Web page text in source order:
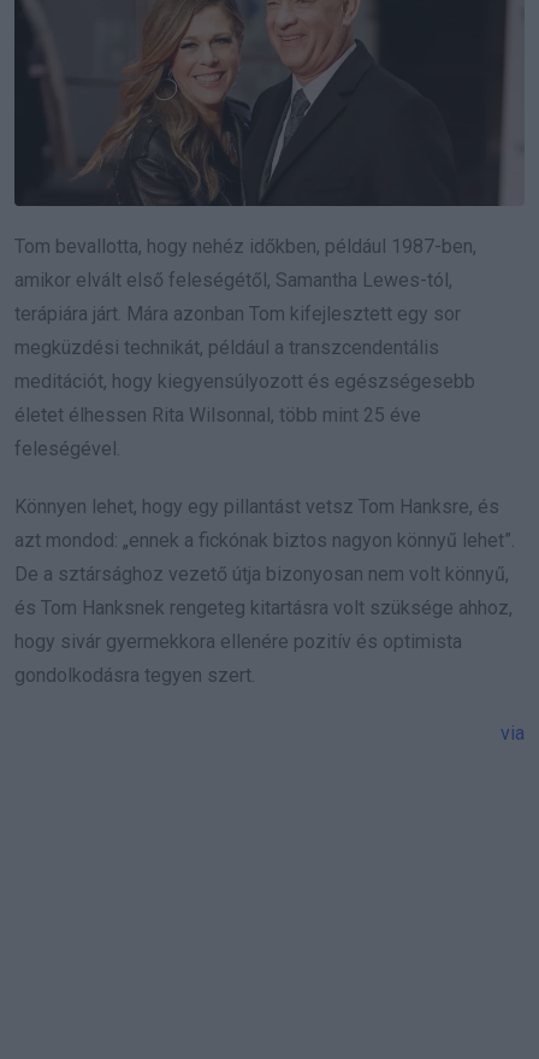
Tom bevallotta, hogy nehéz időkben, például 1987-ben,
amikor elvált első feleségétől, Samantha Lewes-tól,
terápiára járt. Mára azonban Tom kifejlesztett egy sor
megküzdési technikát, például a transzcendentális
meditációt, hogy kiegyensúlyozott és egészségesebb
életet élhessen Rita Wilsonnal, több mint 25 éve
feleségével.
Könnyen lehet, hogy egy pillantást vetsz Tom Hanksre, és
azt mondod: „ennek a fickónak biztos nagyon könnyű lehet”.
De a sztársághoz vezető útja bizonyosan nem volt könnyű,
és Tom Hanksnek rengeteg kitartásra volt szüksége ahhoz,
hogy sivár gyermekkora ellenére pozitív és optimista
gondolkodásra tegyen szert.
via